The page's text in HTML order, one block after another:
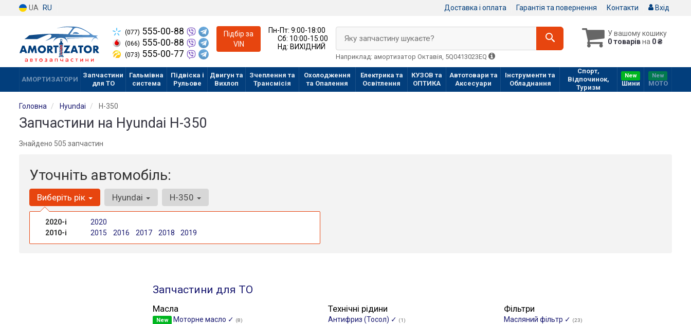
UA RU Доставка і оплата Гарантія та повернення Контакти Вхід
(077) 555-00-88
(066) 555-00-88
(073) 555-00-77
Підбір за
VIN
Пн-Пт:9:00-18:00
Сб: 10:00-15:00
Нд: ВИХІДНИЙ
У вашому кошику
0 товарівна 0 ₴
Яку запчастину шукаєте?
Наприклад: амортизатор Октавія, 5Q0413023EQ
АМОРТИЗАТОРИ
Запчастини
для ТО
Гальмівна
система
Підвіска і
Рульове
Двигун та
Вихлоп
Зчеплення та
Трансмісія
Охолодження
та Опалення
Електрика та
Освітлення
КУЗОВ та
ОПТИКА
Автотовари та
Аксесуари
Інструменти та
Обладнання
Спорт,
Відпочинок,
Туризм
New
Шини
New
МOTO
Головна Hyundai H-350
Запчастини на Hyundai H-350
Знайдено 505 запчастин
Уточніть автомобіль:
Виберіть рік
2020-і
2020
2010-і
2015 2016 2017 2018 2019
Hyundai H-350
Запчастини для ТО
Масла
New Моторне масло ✓ (8)
Технічні рідини
Антифриз (Тосол) ✓ (1)
Фільтри
Масляний фільтр ✓ (23)